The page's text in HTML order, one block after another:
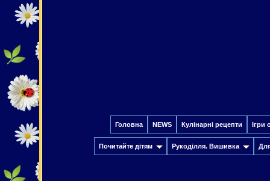
Головна NEWS Кулінарні рецепти Ігри
Почитайте дітям Рукоділля. Вишивка